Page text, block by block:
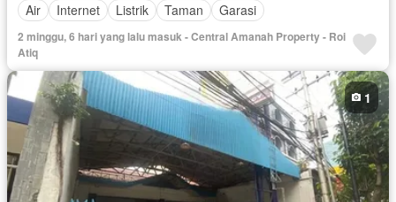
Air
Internet Listrik Taman Garasi
2 minggu, 6 hari yang lalu masuk - Central Amanah Property - Roi
Atiq
1